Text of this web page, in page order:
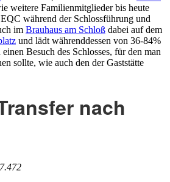
weitere Familienmitglieder bis heute
während der Schlossführung und
im Brauhaus am Schloß dabei auf dem
und lädt währenddessen von 36-84%
Besuch des Schlosses, für den man
sollte, wie auch den der Gaststätte
nach